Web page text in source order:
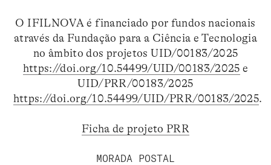
O IFILNOVA é financiado por fundos nacionais
através da Fundação para a Ciência e Tecnologia
no âmbito dos projetos UID/00183/2025
https://doi.org/10.54499/UID/00183/2025 e
UID/PRR/00183/2025
https://doi.org/10.54499/UID/PRR/00183/2025.
Ficha de projeto PRR
MORADA POSTAL